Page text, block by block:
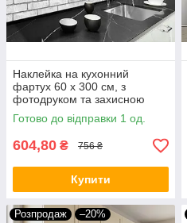
Наклейка на кухонний
фартух 60 х 300 см, з
фотодруком та захисною
ламінацією цегляна кладка з
декоративна (БП-s_tx297)
Готово до відправки 1 од.
604,80 ₴ 756 ₴
Купити
Розпродаж –20%